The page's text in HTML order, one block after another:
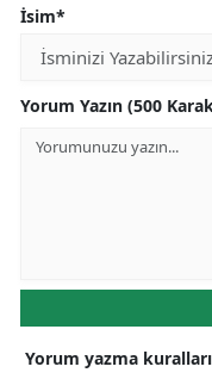
İsim*
Yorum Yazın (500
Yorum yazma